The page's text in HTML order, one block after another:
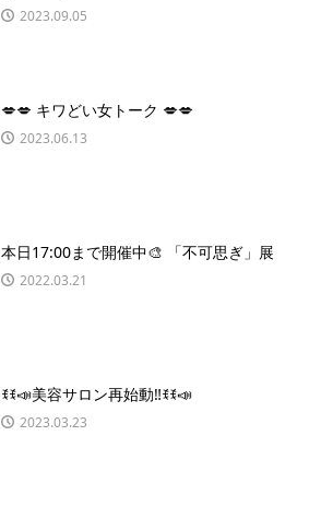
2023.09.05
💋💋 キワどい女トーク 💋💋
2023.06.13
本日17:00まで開催中🎨 「不可思ぎ」展
2022.03.21
ꉂꉂ📣美容サロン再始動‼️ꉂꉂ📣
2023.03.23